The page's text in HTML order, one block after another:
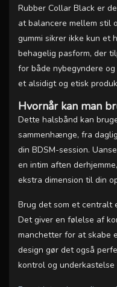
Rubber Collar Black er
at balancere mellem stil
gummi sikrer ikke kun et
behagelig pasform, der
for både nybegyndere
et alsidigt og etisk
Hvornår kan man
Dette halsbånd kan
sammenhænge, fra
din BDSM-session.
en intim aften
ekstra dimension til din
Brug det som et centralt
Det giver en følelse af
manchetter for at skabe
design gør det også
kontrol og underkastelse